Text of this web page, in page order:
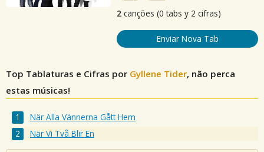
2 canções (0 tabs y 2 cifras)
Enviar Nova Tab
Top Tablaturas e Cifras por Gyllene Tider, não perca
estas músicas!
När Alla Vännerna Gått Hem
När Vi Två Blir En